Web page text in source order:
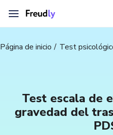
Página de inicio Test
Test escala de
gravedad del